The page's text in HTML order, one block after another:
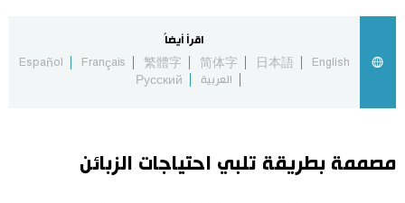
اقتصاد
مجتمع
ثقافة
المطبخ الياباني
اقرأ أيضاً
English
日本語
简体字
繁體字
Français
Español
العربية
Русский
مصممة بطريقة تلبي احتياجات الزبائن